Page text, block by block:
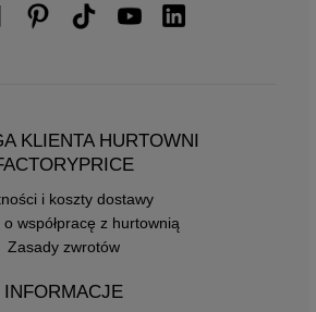
KLIENTA HURTOWNI
i koszty dostawy
o współpracę z hurtownią
Zasady zwrotów
INFORMACJE